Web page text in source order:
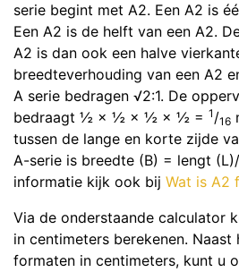
serie begint met A2. Een A2 is
Een A2 is de helft van een A2.
A2 is dan ook een halve
breedteverhouding van een A2
A serie bedragen √2:1. De
bedraagt ½ × ½ × ½ × ½ = 1 /16
tussen de lange en korte zijde
A-serie is breedte (B) = lengt
informatie kijk ook bij Wat is A2
Via de onderstaande calculator
in centimeters berekenen. Naast
formaten in centimeters, kunt u